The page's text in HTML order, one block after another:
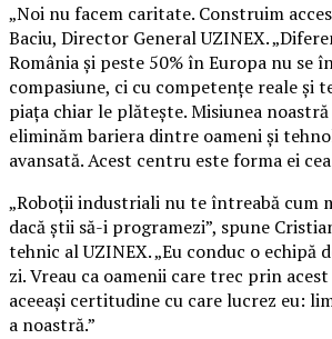
„Noi nu facem caritate. Construim
Baciu, Director General UZINEX.
România și peste 50% în Europa nu se
compasiune, ci cu competențe reale și
piața chiar le plătește. Misiunea
eliminăm bariera dintre oameni și
avansată. Acest centru este forma ei
„Roboții industriali nu te întreabă cum
dacă știi să-i programezi”, spune
tehnic al UZINEX. „Eu conduc o echipă
zi. Vreau ca oamenii care trec prin
aceeași certitudine cu care lucrez eu:
a noastră.”